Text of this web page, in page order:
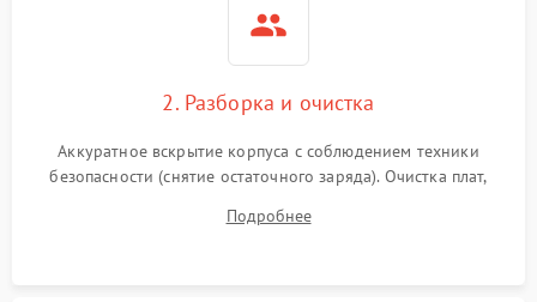
2. Разборка и очистка
Аккуратное вскрытие корпуса с соблюдением техники
безопасности (снятие остаточного заряда). Очистка плат,
и кистей для предотвращения перегрева и замыканий.
Подробнее